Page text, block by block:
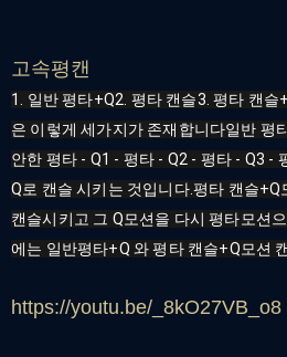
고속평캔
1. 일반 평타+Q2. 평타 캔슬3. 평타 캔
은 이렇게 세가지가 존재합니다일반 평
안한 평타 - Q1 - 평타 - Q2 - 평타 - Q3 -
Q로 캔슬 시키는 것입니다.평타 캔슬
캔슬시키고 그 Q모션을 다시 평타모션
에는 일반평타+Q 와 평타 캔슬+Q모션
https://youtu.be/_8kO27VB_o8